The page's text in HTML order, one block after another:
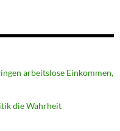
arbeitslose Einkommen,
die Wahrheit